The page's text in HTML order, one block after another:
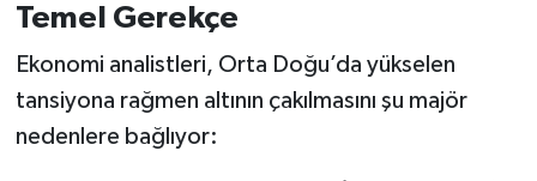
Temel Gerekçe
Ekonomi analistleri, Orta Doğu’da yükselen
tansiyona rağmen altının çakılmasını şu majör
nedenlere bağlıyor:
SAĞLIK
Savaştepe